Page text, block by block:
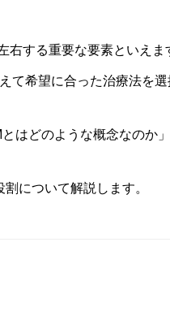
する重要な要素といえま
希望に合った治療法を選
はどのような概念なのか
について解説します。